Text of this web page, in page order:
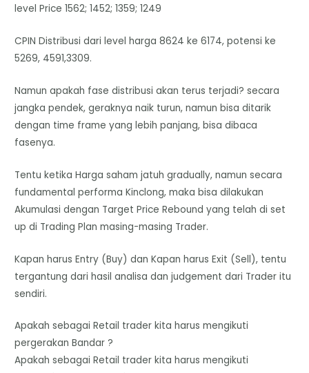
level Price 1562; 1452; 1359; 1249
CPIN Distribusi dari level harga 8624 ke 6174, potensi ke
5269, 4591,3309.
Namun apakah fase distribusi akan terus terjadi? secara
jangka pendek, geraknya naik turun, namun bisa ditarik
dengan time frame yang lebih panjang, bisa dibaca
fasenya.
Tentu ketika Harga saham jatuh gradually, namun secara
fundamental performa Kinclong, maka bisa dilakukan
Akumulasi dengan Target Price Rebound yang telah di set
up di Trading Plan masing-masing Trader.
Kapan harus Entry (Buy) dan Kapan harus Exit (Sell), tentu
tergantung dari hasil analisa dan judgement dari Trader itu
sendiri.
Apakah sebagai Retail trader kita harus mengikuti
pergerakan Bandar ?
Apakah sebagai Retail trader kita harus mengikuti